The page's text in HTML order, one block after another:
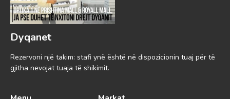
Dyqanet
Rezervoni një takim: stafi ynë është në dispozicionin tuaj për të
gjitha nevojat tuaja të shikimit.